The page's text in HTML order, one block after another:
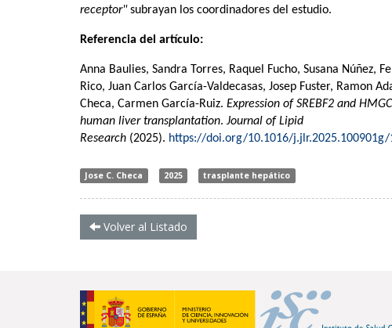
receptor"subrayan los coordinadores del estudio.
Referencia del artículo:
Anna Baulies, Sandra Torres, Raquel Fucho, Susana Núñez,
Rico, Juan Carlos García-Valdecasas, Josep Fuster, Ramon
Checa, Carmen García-Ruiz. Expression of SREBF2 and
human liver transplantation. Journal of Lipid
Research (2025). https://doi.org/10.1016/
Jose C. Checa 2025 trasplante hepático
Volver al Listado